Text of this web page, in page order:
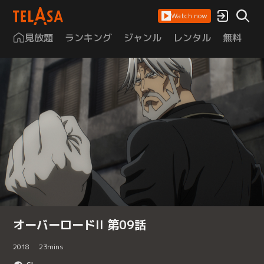
Watch now
見放題 ランキング ジャンル レンタル 無料
オーバーロードII 第09話
2018 23mins